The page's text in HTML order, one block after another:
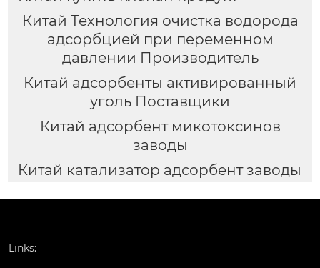
Китай Технология очистка водорода
адсорбцией при переменном
давлении Производитель
Китай адсорбенты активированный
уголь Поставщики
Китай адсорбент микотоксинов
заводы
Китай катализатор адсорбент заводы
Links: